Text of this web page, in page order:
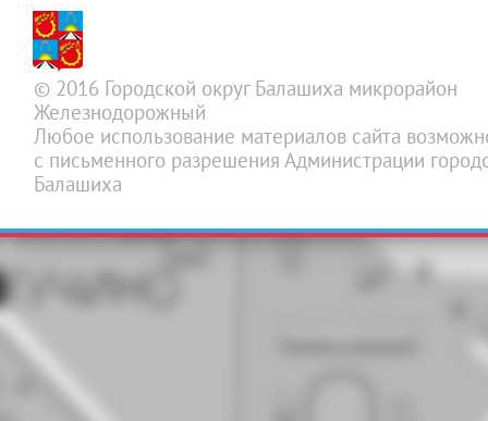
© 2016 Городской округ Балашиха микрорайон
Железнодорожный
Любое использование материалов сайта
с письменного разрешения Администрации
Балашиха